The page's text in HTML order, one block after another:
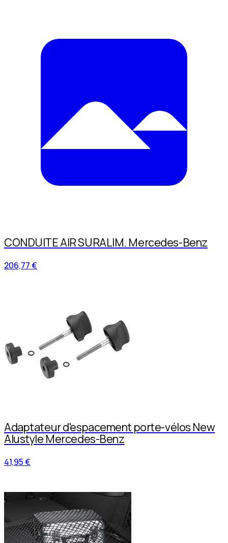
CONDUITE AIR SURALIM. Mercedes-Benz
206,77 €
Adaptateur d'espacement porte-vélos New
Alustyle Mercedes-Benz
41,95 €